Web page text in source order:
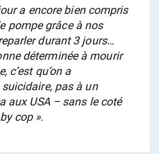
a encore bien compris
pompe grâce à nos
durant 3 jours…
déterminée à mourir
c’est qu’on a
pas à un
aux USA – sans le coté
cop ».